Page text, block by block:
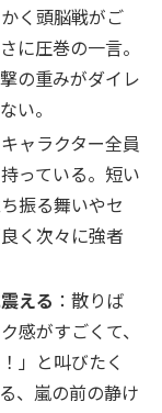
く頭脳戦がご
に圧巻の一言。
の重みがダイレ
い。
ャラクター全員
っている。短い
振る舞いやセ
く次々に強者
える ：散りば
感がすごくて、
」と叫びたく
、嵐の前の静け